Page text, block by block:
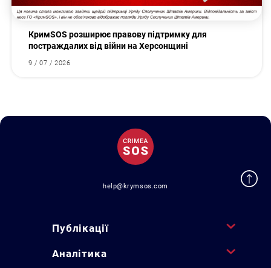
КримSOS розширює правову підтримку для
постраждалих від війни на Херсонщині
9 / 07 / 2026
help@krymsos.com
Публікації
Аналітика